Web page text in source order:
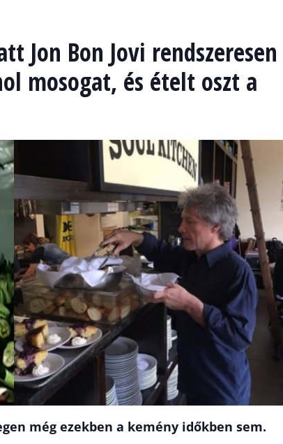
Jon Bon Jovi rendszeresen
mosogat, és ételt oszt a
még ezekben a kemény időkben sem.